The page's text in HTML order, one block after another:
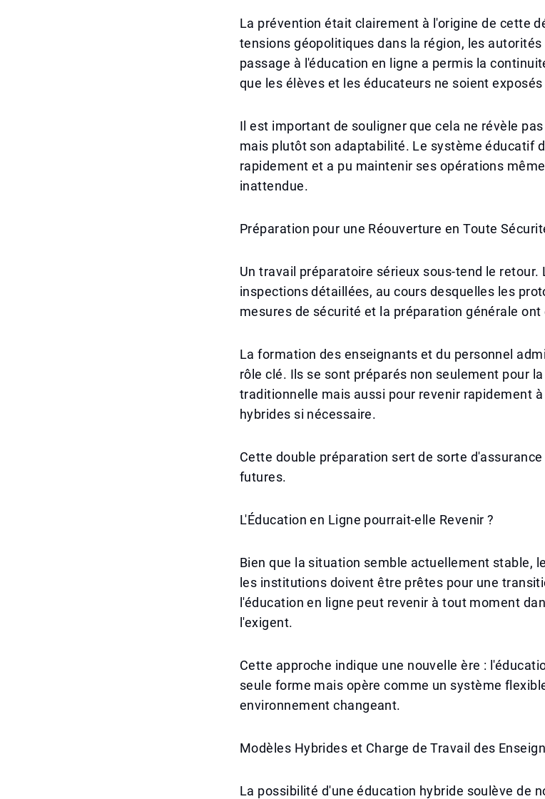
La prévention était clairement à l'origine de cette
tensions géopolitiques dans la région, les
passage à l'éducation en ligne a permis la
que les élèves et les éducateurs ne soient
Il est important de souligner que cela ne révèle
mais plutôt son adaptabilité. Le système éducatif
rapidement et a pu maintenir ses opérations
inattendue.
Préparation pour une Réouverture en Toute
Un travail préparatoire sérieux sous-tend le
inspections détaillées, au cours desquelles les
mesures de sécurité et la préparation générale ont
La formation des enseignants et du personnel
rôle clé. Ils se sont préparés non seulement pour
traditionnelle mais aussi pour revenir rapidement
hybrides si nécessaire.
Cette double préparation sert de sorte
futures.
L'Éducation en Ligne pourrait-elle Revenir ?
Bien que la situation semble actuellement stable,
les institutions doivent être prêtes pour une
l'éducation en ligne peut revenir à tout moment
l'exigent.
Cette approche indique une nouvelle ère :
seule forme mais opère comme un système
environnement changeant.
Modèles Hybrides et Charge de Travail des
La possibilité d'une éducation hybride soulève de